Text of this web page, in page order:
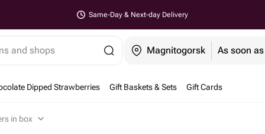
Same-Day & Next-day Delivery
and shops Magnitogorsk As soon
Dipped Strawberries Gift Baskets & Sets Gift Cards
in box